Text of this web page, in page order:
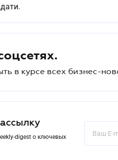
дати.
в курсе всех бизнес-
digest о ключевых